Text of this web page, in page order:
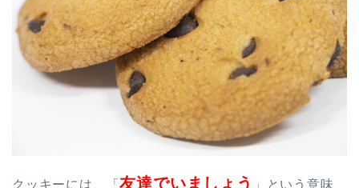
クッキーには、「友達でいましょう 」という意味